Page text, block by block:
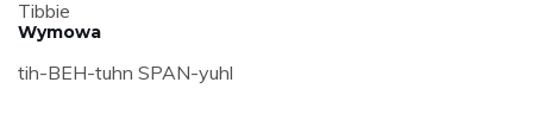
Tibbie
Wymowa
tih-BEH-tuhn SPAN-yuhl